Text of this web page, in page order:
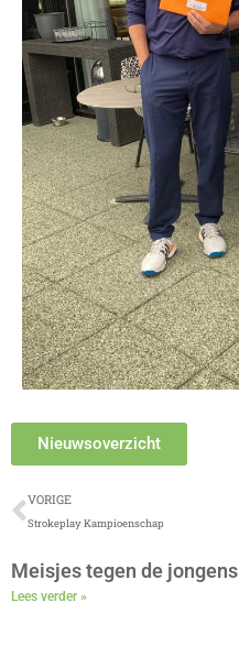
Nieuwsoverzicht
Vorige
VORIGE
Strokeplay Kampioenschap
Meisjes tegen de jongens
Lees verder »